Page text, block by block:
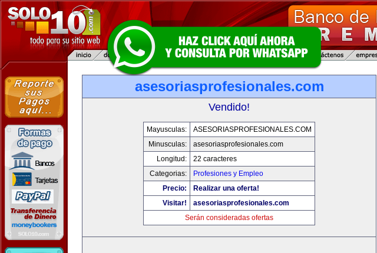
asesoriasprofesionales.com
Vendido!
Mayusculas:
ASESORIASPROFESIONALES.COM
Minusculas:
asesoriasprofesionales.com
Longitud:
22 caracteres
Categorias:
Profesiones y Empleo
Precio:
Realizar una oferta!
Visitar!
asesoriasprofesionales.com
Serán consideradas ofertas